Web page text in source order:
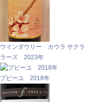
ウインダウリー カウラ サクラ
ラーズ 2023年
プピーユ 2018年